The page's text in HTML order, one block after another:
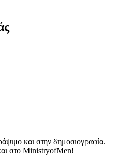
και στην δημοσιογραφία.
στο MinistryofMen!